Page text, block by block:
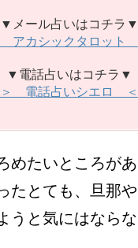
▼メール占いはコチラ▼
アカシックタロット
▼電話占いはコチラ▼
＞ 電話占いシエロ ＜
めたいところが
たとても、旦那
うと気にはなら